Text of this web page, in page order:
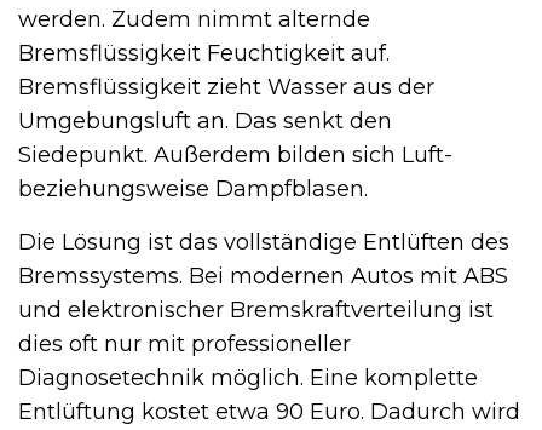
werden. Zudem nimmt alternde
Bremsflüssigkeit Feuchtigkeit auf.
Bremsflüssigkeit zieht Wasser aus der
Umgebungsluft an. Das senkt den
Siedepunkt. Außerdem bilden sich Luft-
beziehungsweise Dampfblasen.
Die Lösung ist das vollständige Entlüften des
Bremssystems. Bei modernen Autos mit ABS
und elektronischer Bremskraftverteilung ist
dies oft nur mit professioneller
Diagnosetechnik möglich. Eine komplette
Entlüftung kostet etwa 90 Euro. Dadurch wird